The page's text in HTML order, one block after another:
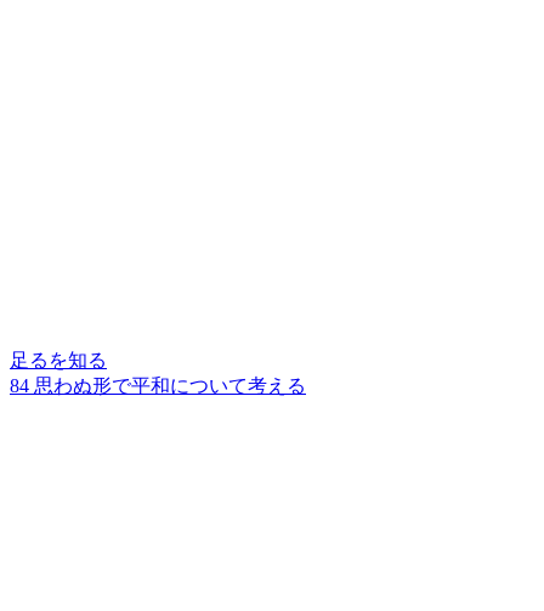
足るを知る
84 思わぬ形で平和について考える